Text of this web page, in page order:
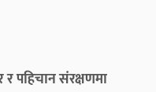
पहिचान संरक्षणमा